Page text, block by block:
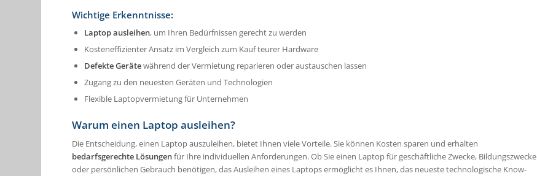
Wichtige Erkenntnisse:
Laptop ausleihen, um Ihren Bedürfnissen gerecht zu werden
Kosteneffizienter Ansatz im Vergleich zum Kauf teurer Hardware
Defekte Gerätewährend der Vermietung reparieren oder austauschen lassen
Zugang zu den neuesten Geräten und Technologien
Flexible Laptopvermietung für Unternehmen
Warum einen Laptop ausleihen?
Die Entscheidung, einen Laptop auszuleihen, bietet Ihnen viele Vorteile. Sie können Kosten sparen und erhalten
bedarfsgerechte Lösungenfür Ihre individuellen Anforderungen. Ob Sie einen Laptop für geschäftliche Zwecke, Bildungszwecke
oder persönlichen Gebrauch benötigen, das Ausleihen eines Laptops ermöglicht es Ihnen, das neueste technologische Know-